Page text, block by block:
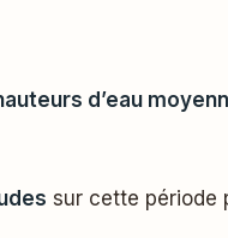
d’eau
sur cette période